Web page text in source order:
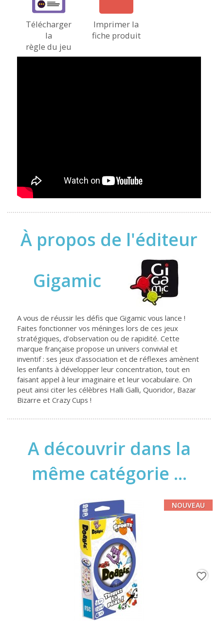
Télécharger
la
règle du jeu
Imprimer la
fiche produit
À propos de l'éditeur
Gigamic
A vous de réussir les défis que Gigamic vous lance !
Faites fonctionner vos méninges lors de ces jeux
stratégiques, d’observation ou de rapidité. Cette
marque française propose un univers convivial et
inventif : ses jeux d’association et de réflexes amènent
les enfants à développer leur concentration, tout en
faisant appel à leur imaginaire et leur vocabulaire. On
peut ainsi citer les célèbres Halli Galli, Quoridor, Bazar
Bizarre et Crazy Cups !
A découvrir dans la
même catégorie ...
NOUVEAU
favorite_border